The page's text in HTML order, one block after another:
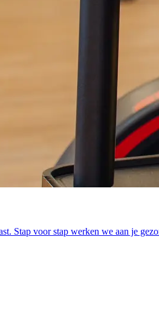
Stap voor stap werken we aan je